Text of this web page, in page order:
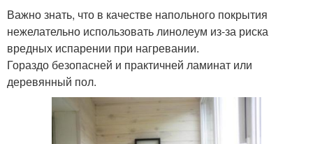
Важно знать, что в качестве напольного покрытия
нежелательно использовать линолеум из-за риска
вредных испарении при нагревании.
Гораздо безопасней и практичней ламинат или
деревянный пол.